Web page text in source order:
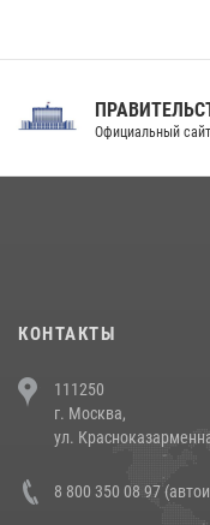
Праздник «Один день с
напавших на бригаду
14 июля 2026, 12:20
В Росгвардии прошла
боевого опыта
Официальный сайт
КОНТАКТЫ
111250
г. Москва,
ул.
8 800 350 08 97